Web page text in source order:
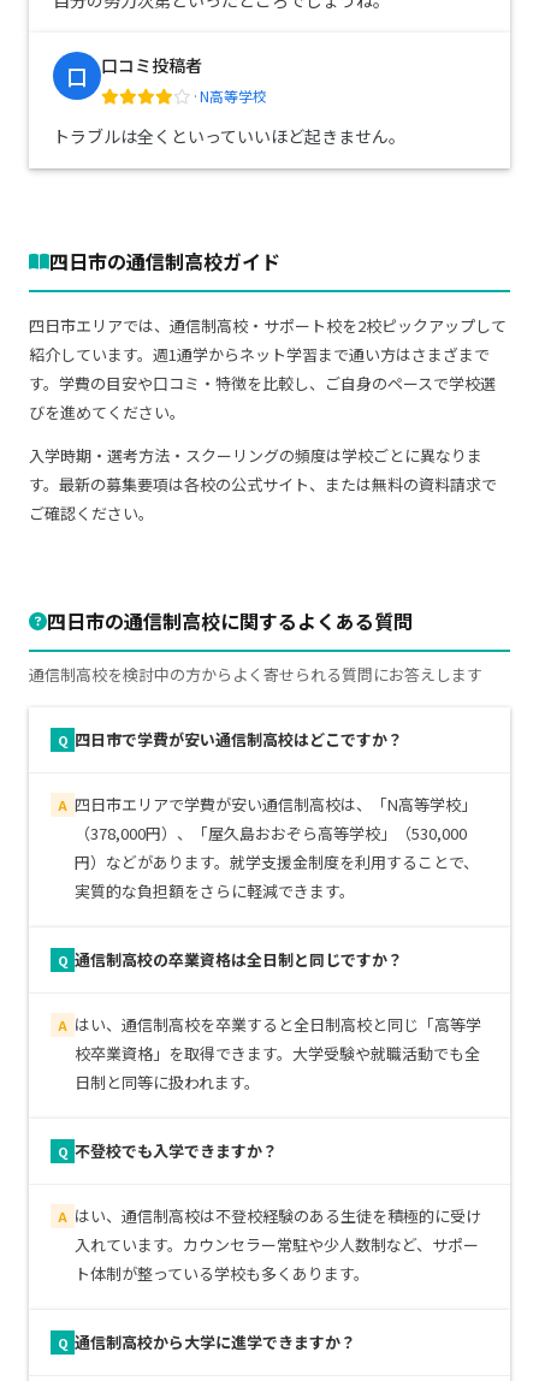
口 口コミ投稿者
·N高等学校
トラブルは全くといっていいほど起きません。
四日市の通信制高校ガイド
四日市エリアでは、通信制高校・サポート校を2校ピックアップして
紹介しています。週1通学からネット学習まで通い方はさまざまで
す。学費の目安や口コミ・特徴を比較し、ご自身のペースで学校選
びを進めてください。
入学時期・選考方法・スクーリングの頻度は学校ごとに異なりま
す。最新の募集要項は各校の公式サイト、または無料の資料請求で
ご確認ください。
四日市の通信制高校に関するよくある質問
通信制高校を検討中の方からよく寄せられる質問にお答えします
Q 四日市で学費が安い通信制高校はどこですか？
A 四日市エリアで学費が安い通信制高校は、「N高等学校」
（378,000円）、「屋久島おおぞら高等学校」（530,000
円）などがあります。就学支援金制度を利用することで、
実質的な負担額をさらに軽減できます。
Q 通信制高校の卒業資格は全日制と同じですか？
A はい、通信制高校を卒業すると全日制高校と同じ「高等学
校卒業資格」を取得できます。大学受験や就職活動でも全
日制と同等に扱われます。
Q 不登校でも入学できますか？
A はい、通信制高校は不登校経験のある生徒を積極的に受け
入れています。カウンセラー常駐や少人数制など、サポー
ト体制が整っている学校も多くあります。
Q 通信制高校から大学に進学できますか？